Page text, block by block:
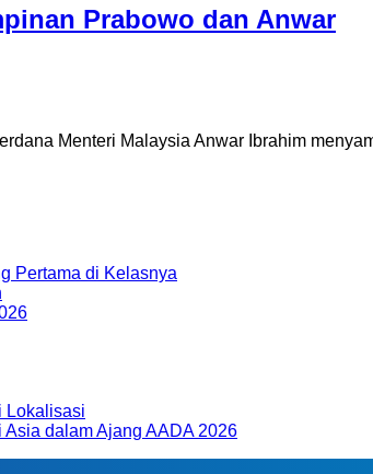
Prabowo dan Anwar
Menteri Malaysia Anwar Ibrahim
Pertama di Kelasnya
Lokalisasi
dalam Ajang AADA 2026